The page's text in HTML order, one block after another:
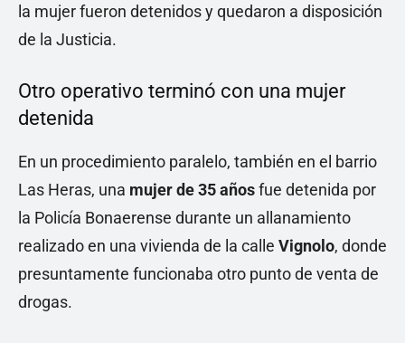
la mujer fueron detenidos y quedaron a disposición
de la Justicia.
Otro operativo terminó con una mujer
detenida
En un procedimiento paralelo, también en el barrio
Las Heras, una mujer de 35 añosfue detenida por
la Policía Bonaerense durante un allanamiento
realizado en una vivienda de la calle Vignolo, donde
presuntamente funcionaba otro punto de venta de
drogas.